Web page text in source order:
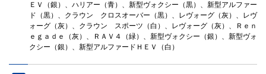
ＥＶ（銀）、ハリアー（青）、新型ヴォクシー（黒）、新型アルファー
ド（黒）、クラウン クロスオーバー（黒）、レヴォーグ（灰）、レヴ
ォーグ（灰）、クラウン スポーツ（白）、レヴォーグ（灰）、Ｒｅｎ
ｅｇａｄｅ（灰）、ＲＡＶ４（緑）、新型ヴォクシー（銀）、新型ヴォ
クシー（銀）、新型アルファードＨＥＶ（白）